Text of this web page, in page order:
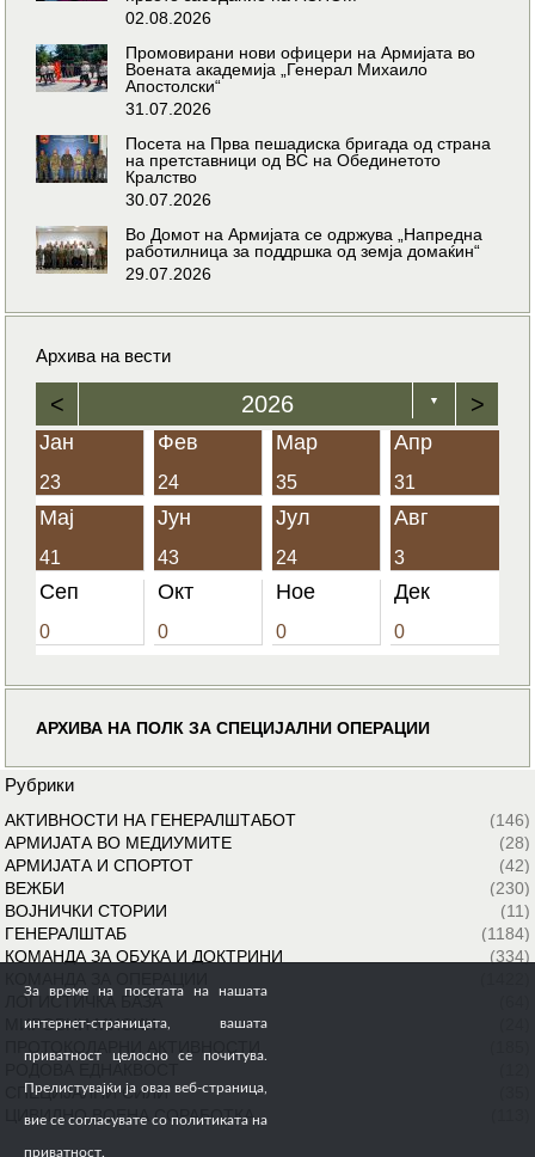
02.08.2026
Промовирани нови офицери на Армијата во
Воената академија „Генерал Михаило
Апостолски“
31.07.2026
Посета на Прва пешадиска бригада од страна
на претставници од ВС на Обединетото
Кралство
30.07.2026
Во Домот на Армијата се одржува „Напредна
работилница за поддршка од земја домаќин“
29.07.2026
Архива на вести
< 2026 ▼ >
Јан
23
Фев
24
Мар
35
Апр
31
Мај
41
Јун
43
Јул
24
Авг
3
Сеп
0
Окт
0
Ное
0
Дек
0
АРХИВА НА ПОЛК ЗА СПЕЦИЈАЛНИ ОПЕРАЦИИ
Рубрики
АКТИВНОСТИ НА ГЕНЕРАЛШТАБОТ
(146)
АРМИЈАТА ВО МЕДИУМИТЕ
(28)
АРМИЈАТА И СПОРТОТ
(42)
ВЕЖБИ
(230)
ВОЈНИЧКИ СТОРИИ
(11)
ГЕНЕРАЛШТАБ
(1184)
КОМАНДА ЗА ОБУКА И ДОКТРИНИ
(334)
ЛОГИСТИЧКА БАЗА
МИРОВНИ МИСИИ
СПЕЦИЈАЛНИ СИЛИ
ЦИВИЛНО ВОЕНА СОРАБОТКА
За време на посетата на нашата
интернет-страницата, вашата
приватност целосно се почитува.
Прелистувајќи ја оваа веб-страница,
вие се согласувате со политиката на
приватност.